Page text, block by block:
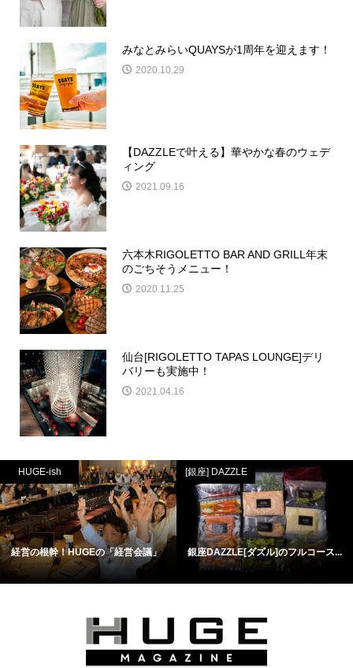
みなとみらいQUAYSが1周年を迎えます！
2020.10.29
【DAZZLEで叶える】華やかな春のウェデ
ィング
2021.09.16
六本木RIGOLETTO BAR AND GRILL年末
のごちそうメニュー！
2020.11.25
仙台[RIGOLETTO TAPAS LOUNGE]デリ
バリーも実施中！
2021.04.16
HUGE-ish
経営の根幹！HUGEの「経営会議」
[銀座] DAZZLE
銀座DAZZLE[ダズル]のフルコース...